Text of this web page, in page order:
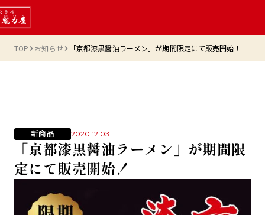
TOP お知らせ 「京都漆黒醤油ラーメン」が期間限定にて販売開始！
新商品 2020.12.03
「京都漆黒醤油ラーメン」が期間限
定にて販売開始！